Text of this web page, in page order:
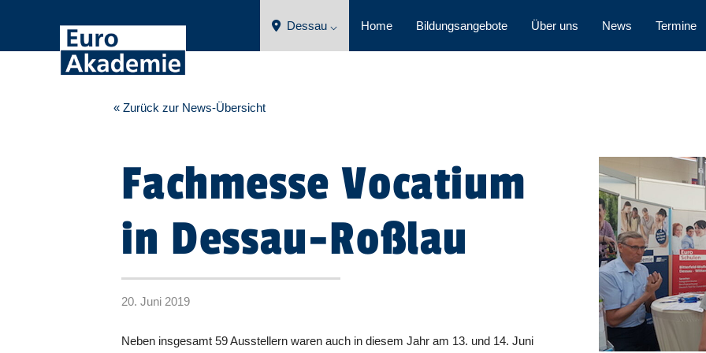
Dessau ⌵ Home Bildungsangebote Über uns News Termine
« Zurück zur News-Übersicht
Fachmesse Vocatium
in Dessau-Roßlau
20. Juni 2019
Neben insgesamt 59 Ausstellern waren auch in diesem Jahr am 13. und 14. Juni